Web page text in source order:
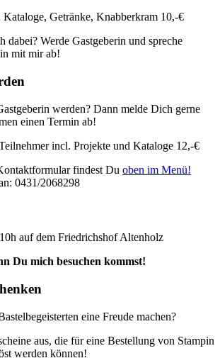
Getränke, Knabberkram 10,-€
Werde Gastgeberin und spreche
mit mir ab!
werden? Dann melde Dich gerne
einen Termin ab!
incl. Projekte und Kataloge 12,-€
findest Du oben im Menü!
0431/2068298
auf dem Friedrichshof Altenholz
Du mich besuchen kommst!
eine Freude machen?
aus, die für eine Bestellung von Stampin
werden können!